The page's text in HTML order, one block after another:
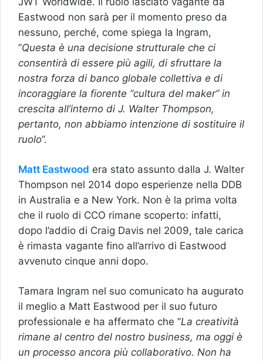
Eastwood non sarà per il momento preso da
nessuno, perché, come spiega la Ingram,
”Questa è una decisione strutturale che ci
consentirà di essere più agili, di sfruttare la
nostra forza di banco globale collettiva e di
incoraggiare la fiorente “cultura del maker” in
crescita all’interno di J. Walter Thompson,
pertanto, non abbiamo intenzione di sostituire il
ruolo”.
Matt Eastwood era stato assunto dalla J. Walter
Thompson nel 2014 dopo esperienze nella DDB
in Australia e a New York. Non è la prima volta
che il ruolo di CCO rimane scoperto: infatti,
dopo l’addio di Craig Davis nel 2009, tale carica
è rimasta vagante fino all’arrivo di Eastwood
avvenuto cinque anni dopo.
Tamara Ingram nel suo comunicato ha augurato
il meglio a Matt Eastwood per il suo futuro
professionale e ha affermato che ”La creatività
rimane al centro del nostro business, ma oggi è
un processo ancora più collaborativo. Non ha